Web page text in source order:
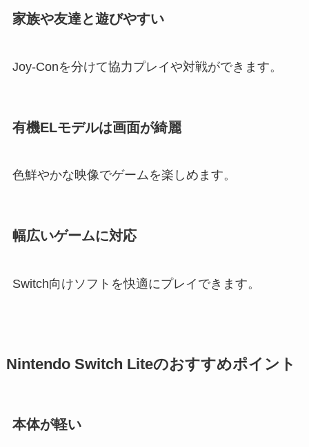
家族や友達と遊びやすい
Joy-Conを分けて協力プレイや対戦ができます。
有機ELモデルは画面が綺麗
色鮮やかな映像でゲームを楽しめます。
幅広いゲームに対応
Switch向けソフトを快適にプレイできます。
Nintendo Switch Liteのおすすめポイント
本体が軽い